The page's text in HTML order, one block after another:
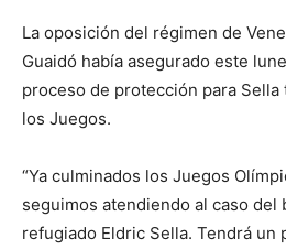
La oposición del régimen de
Guaidó había asegurado este
proceso de protección para
los Juegos.
“Ya culminados los Juegos
seguimos atendiendo al caso del
refugiado Eldric Sella. Tendrá un